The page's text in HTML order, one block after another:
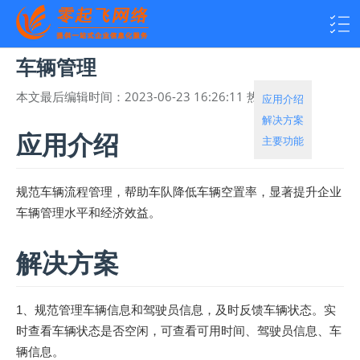
车辆管理
本文最后编辑时间： 2023-06-23 16:26:11 热度：1689
应用介绍
规范车辆流程管理，帮助车队降低车辆空置率，显著提升企业
车辆管理水平和经济效益。
解决方案
1、规范管理车辆信息和驾驶员信息，及时反馈车辆状态。实
时查看车辆状态是否空闲，可查看可用时间、驾驶员信息、车
辆信息。
应用介绍
解决方案
主要功能